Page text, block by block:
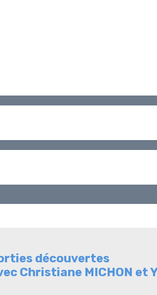
découvertes
Christiane MICHON et